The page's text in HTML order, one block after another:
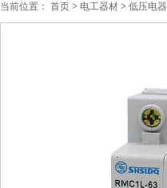
当前位置： 首页 > 电工器材 > 低压电器